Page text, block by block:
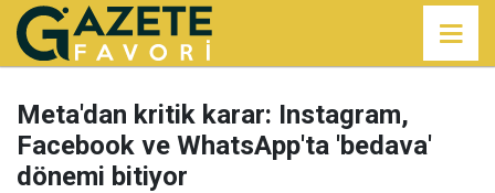
Meta'dan kritik karar: Instagram,
Facebook ve WhatsApp'ta 'bedava'
dönemi bitiyor